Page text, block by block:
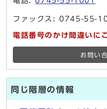
ファックス: 0745-55-
電話番号のかけ間違いに
お問い
同じ階層の情報